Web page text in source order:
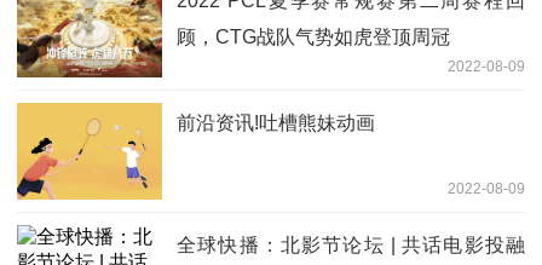
顾，CTG战队气势如虎登顶周冠
2022-08-09
前沿资讯!吐槽熊妹动画
2022-08-09
全球快播：北影节论坛 | 共话电影投融